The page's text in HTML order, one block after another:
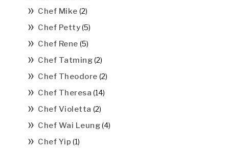
Chef Mike (2)
Chef Petty(5)
Chef Rene (5)
Chef Tatming(2)
Chef Theodore (2)
Chef Theresa (14)
Chef Violetta (2)
Chef Wai Leung(4)
Chef Yip (1)